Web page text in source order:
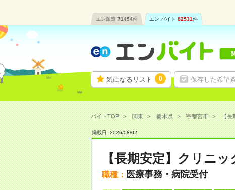
エン派遣 71454件 エン バイト 82531件
気になるリスト 0 保存した希望
バイトTOP 関東 栃木県 宇都宮市 【長
掲載日 :2026/08/02
【長期安定】クリニ
職種： 医療事務・病院受付